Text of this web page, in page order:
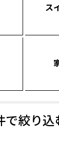
ス
で絞り込